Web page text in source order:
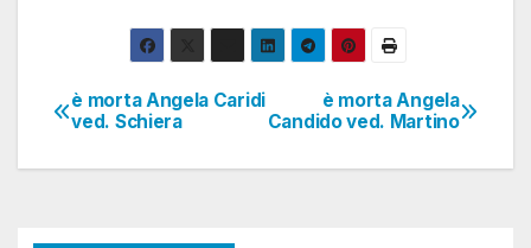
Navigazione
articoli
è morta Angela
Candido ved. Martino
è morta Angela Caridi
ved. Schiera